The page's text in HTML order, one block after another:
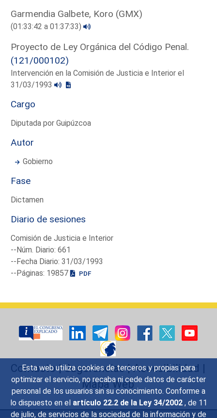
Esta web utiliza cookies de terceros y propias para
optimizar el servicio, no recaba ni cede datos de carácter
personal de los usuarios sin su conocimiento. Conforme a
lo dispuesto en el artículo 22.2 de la Ley 34/2002 , de 11
de julio, de servicios de la sociedad de la información y de
Garmendia Galbete, Koro (GMX)
(01:33:42 a 01:37:33)
Proyecto de Ley Orgánica del Código Penal.
(121/000102)
Intervención en la Comisión de Justicia e Interior el
31/03/1993
Cargo
Diputada por Guipúzcoa
Autor
Gobierno
Fase
Dictamen
Diario de sesiones
Comisión de Justicia e Interior
--Núm. Diario: 661
--Fecha Diario: 31/03/1993
--Páginas: 19857
PDF
Contacto|Sugerencias|Accesibilidad |
Mapa Web